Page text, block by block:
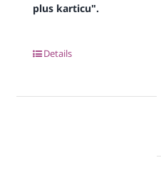
plus karticu".
Details